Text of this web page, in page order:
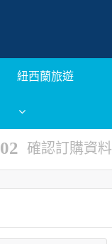
紐西蘭旅遊
02 確認訂購資料